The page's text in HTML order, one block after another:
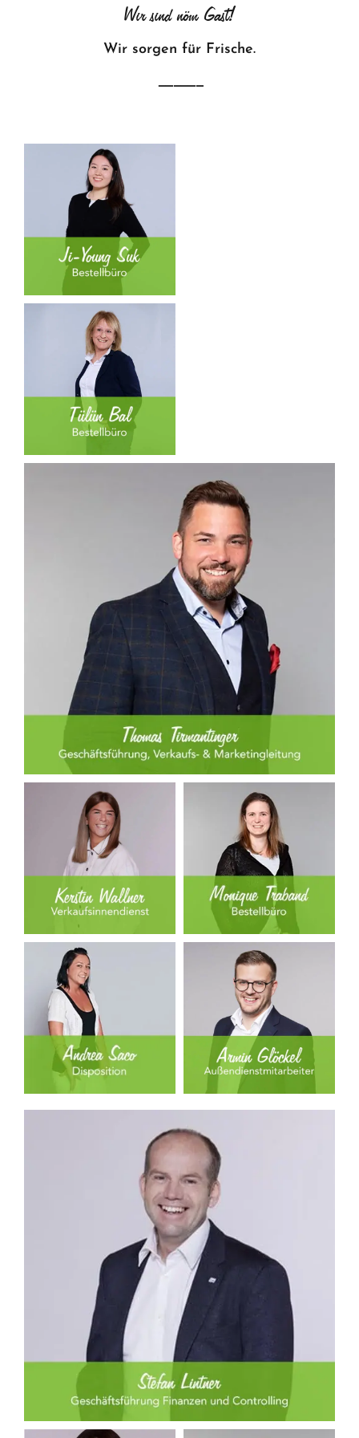
Wir sind nöm Gast!
Wir sorgen für Frische.
——————